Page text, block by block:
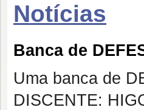
Notícias
Banca de
Uma banca de
DISCENTE: